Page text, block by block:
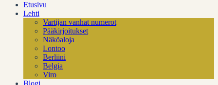
Etusivu
Lehti
Vartijan vanhat numerot
Pääkirjoitukset
Näköaloja
Lontoo
Berliini
Belgia
Viro
Blogi